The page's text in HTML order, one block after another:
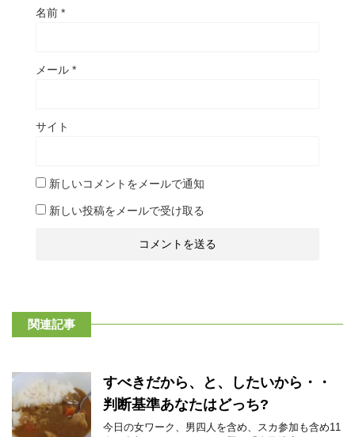
名前 *
メール *
サイト
新しいコメントをメールで通知
新しい投稿をメールで受け取る
関連記事
すべきだから、と、したいから・・
判断基準あなたはどっち?
今日の女ワーク、男四人を含め、スカ参加も含め11